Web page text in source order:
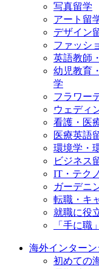
写真留学
アート留
デザイン
ファッシ
英語教師
幼児教育
学
フラワー
ウェディ
看護・医
医療英語
環境学・
ビジネス
IT・テク
ガーデニ
転職・キ
就職に役
「手に職
海外インター
初めての